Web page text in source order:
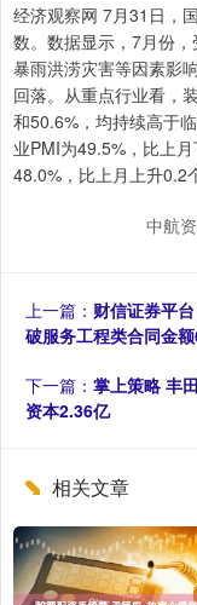
经济观察网 7月31日，
数。数据显示，7月份，
暴雨洪涝灾害等因素影
回落。从重点行业看，
和50.6%，均持续高于
业PMI为49.5%，比上
48.0%，比上月上升0.2
中航
上一篇： 财信证券平
破服务工程类合同金
下一篇： 掌上策略 丰
资本2.36亿
相关文章